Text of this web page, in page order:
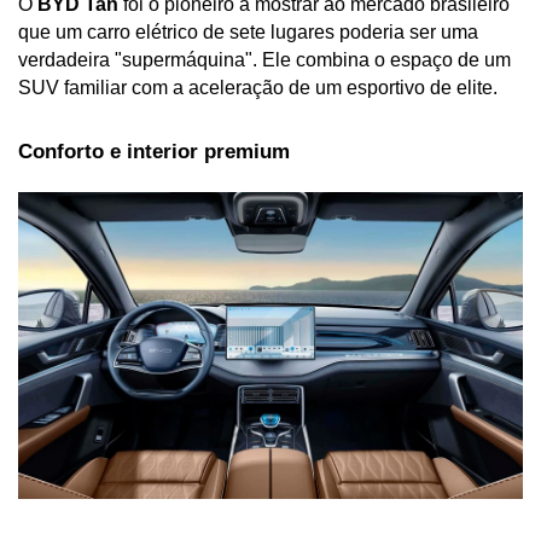
que um carro elétrico de sete lugares poderia ser uma
verdadeira "supermáquina". Ele combina o espaço de um
SUV familiar com a aceleração de um esportivo de elite.
Conforto e interior premium